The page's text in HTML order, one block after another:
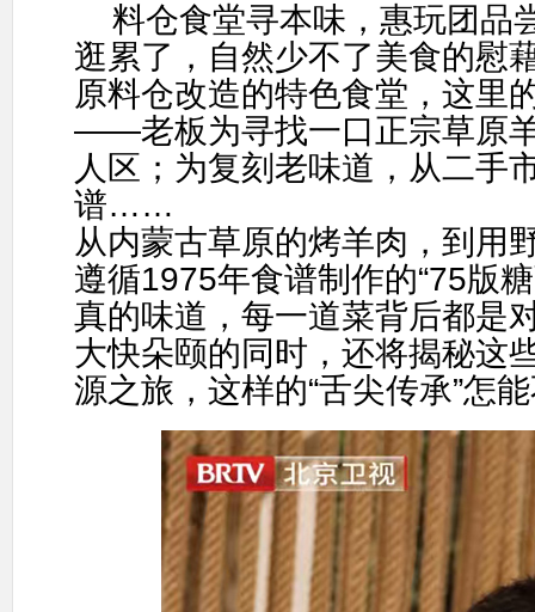
料仓食堂寻本味，惠玩团品
逛累了，自然少不了美食的慰
原料仓改造的特色食堂，这里
——老板为寻找一口正宗草原
人区；为复刻老味道，从二手
谱……
从内蒙古草原的烤羊肉，到用
遵循1975年食谱制作的“75版
真的味道，每一道菜背后都是
大快朵颐的同时，还将揭秘这
源之旅，这样的“舌尖传承”怎